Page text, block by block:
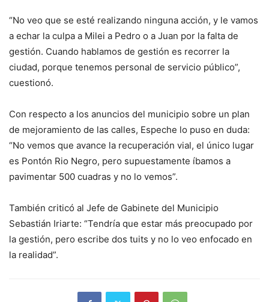
“No veo que se esté realizando ninguna acción, y le vamos
a echar la culpa a Milei a Pedro o a Juan por la falta de
gestión. Cuando hablamos de gestión es recorrer la
ciudad, porque tenemos personal de servicio público”,
cuestionó.
Con respecto a los anuncios del municipio sobre un plan
de mejoramiento de las calles, Espeche lo puso en duda:
“No vemos que avance la recuperación vial, el único lugar
es Pontón Rio Negro, pero supuestamente íbamos a
pavimentar 500 cuadras y no lo vemos”.
También criticó al Jefe de Gabinete del Municipio
Sebastián Iriarte: “Tendría que estar más preocupado por
la gestión, pero escribe dos tuits y no lo veo enfocado en
la realidad”.